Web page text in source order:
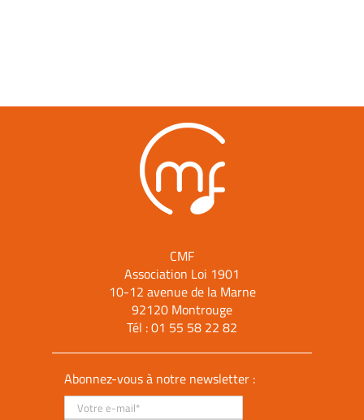
CMF
Association Loi 1901
10-12 avenue de la Marne
92120 Montrouge
Tél :01 55 58 22 82
Abonnez-vous à notre newsletter :